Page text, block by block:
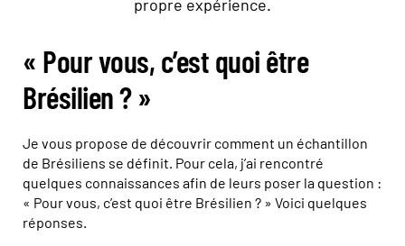
propre expérience.
« Pour vous, c’est quoi être
Brésilien ? »
Je vous propose de découvrir comment un échantillon
de Brésiliens se définit. Pour cela, j’ai rencontré
quelques connaissances afin de leurs poser la question :
« Pour vous, c’est quoi être Brésilien ? » Voici quelques
réponses.